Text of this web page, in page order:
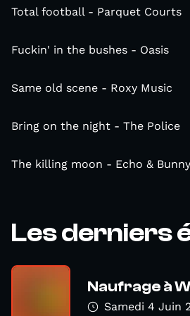
Total football - Parquet Courts
Fuckin' in the bushes - Oasis
Same old scene - Roxy Music
Bring on the night - The Police
The killing moon - Echo &
Les derniers
Naufrage à
Samedi 4 Juin